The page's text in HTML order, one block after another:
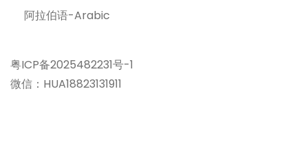
阿拉伯语-Arabic
粤ICP备2025482231号-1
微信：HUA18823131911